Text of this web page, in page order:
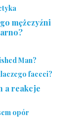
mężczyźni
Man?
faceci?
a reakcje
opór